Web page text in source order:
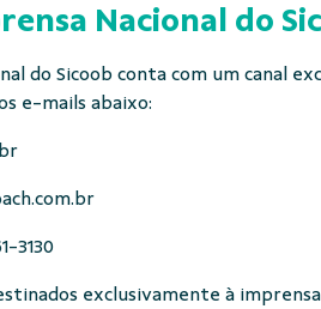
Nacional do
do Sicoob conta com um
e-mails abaixo:
3130
exclusivamente à